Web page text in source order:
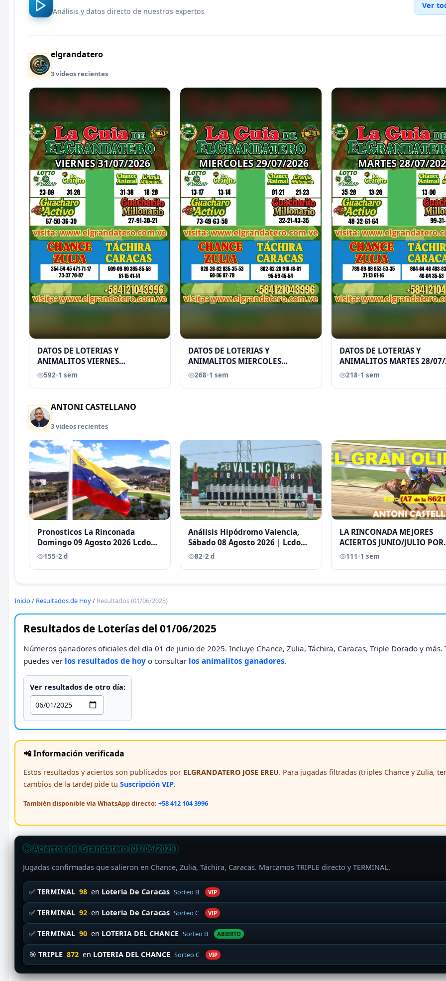
Análisis y datos directo de nuestros expertos
Ver
elgrandatero
3 videos recientes
DATOS DE LOTERIAS Y
ANIMALITOS VIERNES
31/07/2026
592•1 sem
DATOS DE LOTERIAS Y
ANIMALITOS MIERCOLES
29/07/2026 ELGRANDATERO JOSE
268•1 sem
DATOS DE LOTERIAS Y
ANIMALITOS MARTES 28/07/
ELGRANDATERO JOSE EREU
218•1 sem
ANTONI CASTELLANO
3 videos recientes
Pronosticos La Rinconada
Domingo 09 Agosto 2026 Lcdo
Antoni Castellano
155•2 d
Análisis Hipódromo Valencia,
Sábado 08 Agosto 2026 | Lcdo
Antoni Castellano |
82•2 d
LA RINCONADA MEJORES
ACIERTOS JUNIO/JULIO POR
ANTONI CASTELLANO
111•1 sem
Inicio / Resultados de Hoy/ Resultados (01/06/2025)
Resultados de Loterías del 01/06/2025
Números ganadores oficiales del día 01 de junio de 2025. Incluye Chance, Zulia, Táchira, Caracas, Triple Dorado y más.
puedes ver los resultados de hoy o consultar los animalitos ganadores.
Ver resultados de otro día:
📲 Información verificada
Estos resultados y aciertos son publicados por ELGRANDATERO JOSE EREU. Para jugadas filtradas (triples Chance y Zulia,
cambios de la tarde) pide tu Suscripción VIP.
También disponible vía WhatsApp directo: +58 412 104 3996
🎯 Aciertos del Grandatero (01/06/2025)
Jugadas confirmadas que salieron en Chance, Zulia, Táchira, Caracas. Marcamos TRIPLE directo y TERMINAL.
✅ TERMINAL 98 en Loteria De Caracas Sorteo B VIP
✅ TERMINAL 92 en Loteria De Caracas Sorteo C VIP
✅ TERMINAL 90 en LOTERIA DEL CHANCE Sorteo B ABIERTO
🎯 TRIPLE 872 en LOTERIA DEL CHANCE Sorteo C VIP